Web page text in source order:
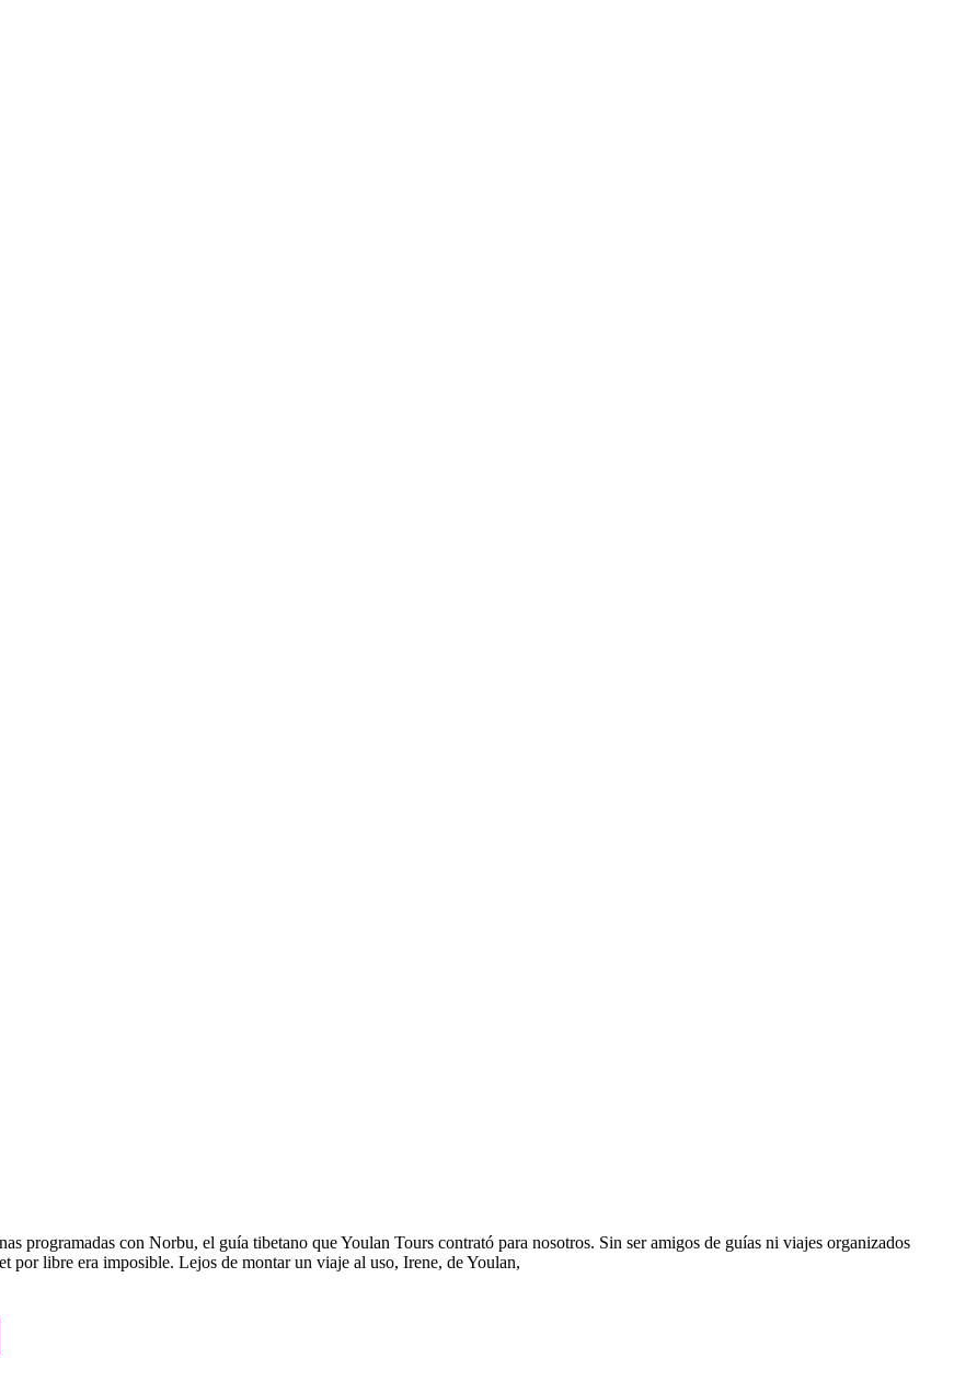
programadas con Norbu, el guía tibetano que Youlan Tours contrató para nosotros. Sin ser amigos de guías ni viajes organizados
por libre era imposible. Lejos de montar un viaje al uso, Irene, de Youlan,